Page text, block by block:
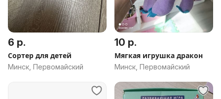
6 р.
Сортер для детей
Минск, Первомайский
10 р.
Мягкая игрушка дракон
Минск, Первомайский